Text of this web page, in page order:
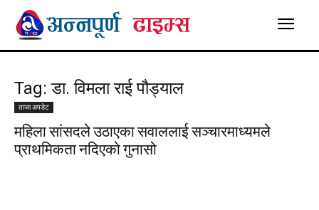
Tag: डा. विमला राई पौड्याल
ताजा अपडेट
महिला सांसदले उठाएका सवाललाई सञ्चारमाध्यमले
प्राथमिकता नदिएको गुनासो